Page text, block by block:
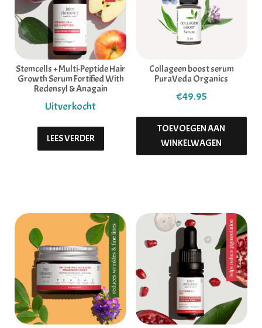
Stemcells + Multi-Peptide Hair
Growth Serum Fortified With
Redensyl & Anagain
LEES VERDER
Collageen boost serum
PuraVeda Organics
€49.95
TOEVOEGEN AAN
WINKELWAGEN